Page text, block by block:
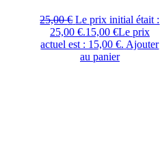
25,00€ Le prix initial était :
25,00 €.15,00 €Le prix
actuel est : 15,00 €. Ajouter
au panier